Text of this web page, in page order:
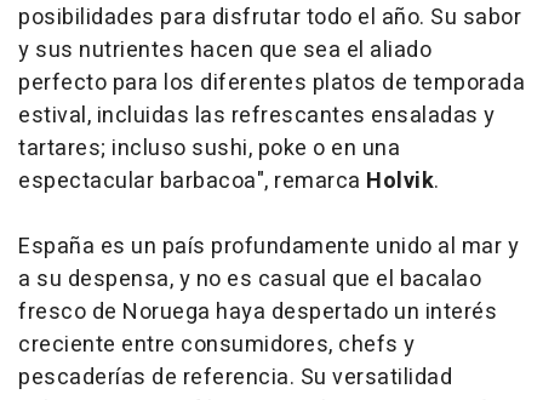
posibilidades para disfrutar todo el año. Su sabor
y sus nutrientes hacen que sea el aliado
perfecto para los diferentes platos de temporada
estival, incluidas las refrescantes ensaladas y
tartares; incluso sushi, poke o en una
espectacular barbacoa", remarca Holvik.
España es un país profundamente unido al mar y
a su despensa, y no es casual que el bacalao
fresco de Noruega haya despertado un interés
creciente entre consumidores, chefs y
pescaderías de referencia. Su versatilidad